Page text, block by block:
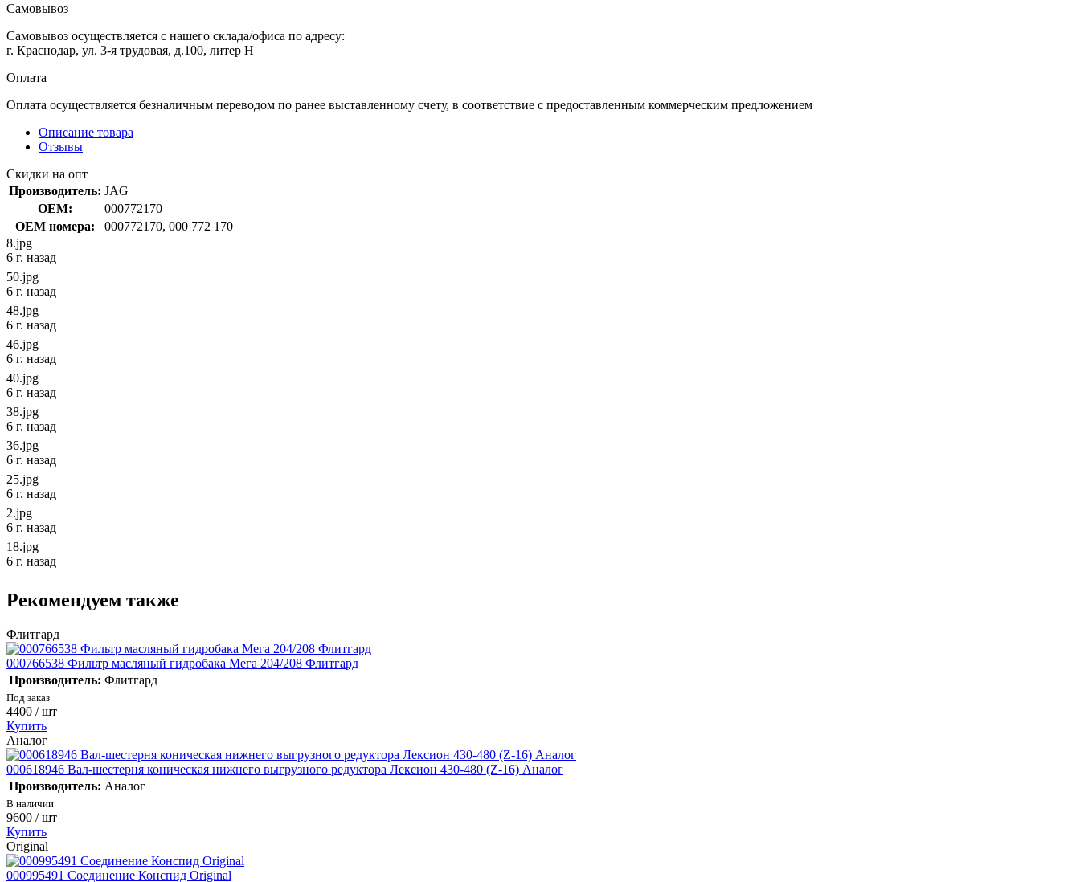
Самовывоз
Самовывоз осуществляется с нашего склада/офиса по адресу:
г. Краснодар, ул. 3-я трудовая, д.100, литер Н
Оплата
Оплата осуществляется безналичным переводом по ранее выставленному счету, в соответствие с предоставленным коммерческим предложением
Описание товара
Отзывы
Скидки на опт
Производитель: JAG
OEM:
000772170
OEM номера:
000772170, 000 772 170
8.jpg
6 г. назад
50.jpg
6 г. назад
48.jpg
6 г. назад
46.jpg
6 г. назад
40.jpg
6 г. назад
38.jpg
6 г. назад
36.jpg
6 г. назад
25.jpg
6 г. назад
2.jpg
6 г. назад
18.jpg
6 г. назад
Рекомендуем также
Флитгард
000766538 Фильтр масляный гидробака Мега 204/208 Флитгард
Производитель: Флитгард
Под заказ
4400 / шт
Купить
Аналог
000618946 Вал-шестерня коническая нижнего выгрузного редуктора Лексион 430-480 (Z-16) Аналог
Производитель: Аналог
В наличии
9600 / шт
Купить
Original
000995491 Соединение Конспид Original